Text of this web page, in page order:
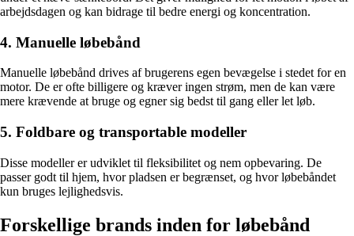
arbejdsdagen og kan bidrage til bedre energi og koncentration.
4. Manuelle løbebånd
Manuelle løbebånd drives af brugerens egen bevægelse i stedet for en
motor. De er ofte billigere og kræver ingen strøm, men de kan være
mere krævende at bruge og egner sig bedst til gang eller let løb.
5. Foldbare og transportable modeller
Disse modeller er udviklet til fleksibilitet og nem opbevaring. De
passer godt til hjem, hvor pladsen er begrænset, og hvor løbebåndet
kun bruges lejlighedsvis.
Forskellige brands inden for løbebånd